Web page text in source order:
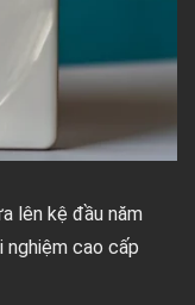
lên kệ đầu năm
cao cấp